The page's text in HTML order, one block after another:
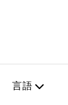
言語